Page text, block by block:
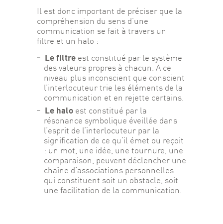
Il est donc important de préciser que la
compréhension du sens d’une
communication se fait à travers un
filtre et un halo :
Le filtre est constitué par le système
des valeurs propres à chacun. A ce
niveau plus inconscient que conscient
l’interlocuteur trie les éléments de la
communication et en rejette certains.
Le halo est constitué par la
résonance symbolique éveillée dans
l’esprit de l’interlocuteur par la
signification de ce qu’il émet ou reçoit
: un mot, une idée, une tournure, une
comparaison, peuvent déclencher une
chaîne d’associations personnelles
qui constituent soit un obstacle, soit
une facilitation de la communication.